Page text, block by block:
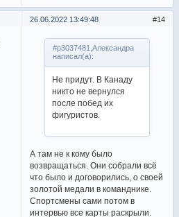
14
26.06.2022 13:49:48
#p3037481,Александра
написал(а):
Не придут. В Канаду
никто не вернулся
после побед их
фигуристов.
А там не к кому было
возвращаться. Они собрали всё
что было и договорились, о своей
золотой медали в команднике.
Спортсмены сами потом в
интервью все карты раскрыли.